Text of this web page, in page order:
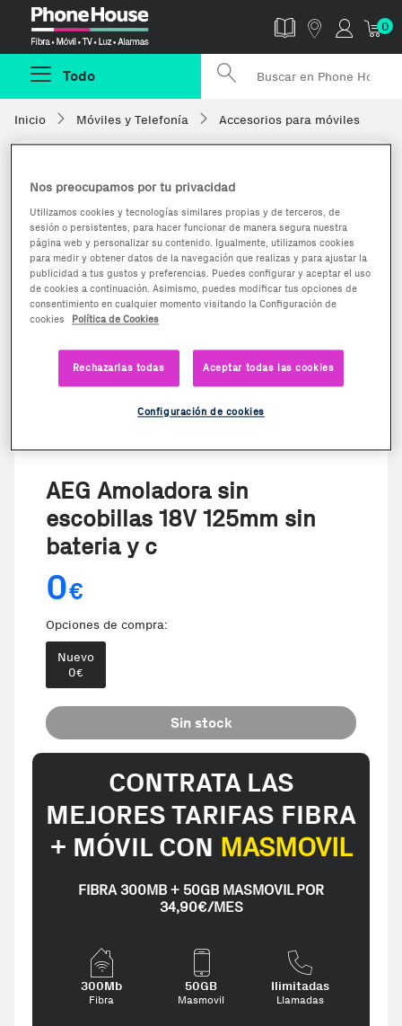
0
Todo
Inicio Móviles y Telefonía Accesorios para móviles
AEG Amoladora sin
escobillas 18V 125mm sin
bateria y c
0€
Opciones de compra:
Nuevo
0€
Sin stock
CONTRATA LAS
MEJORES TARIFAS FIBRA
+ MÓVIL CON MASMOVIL
FIBRA 300MB + 50GB MASMOVIL POR
34,90€/MES
300Mb
Fibra
50GB
Masmovil
Ilimitadas
Llamadas
Nos preocupamos por tu privacidad
Utilizamos cookies y tecnologías similares propias y de terceros, de
sesión o persistentes, para hacer funcionar de manera segura nuestra
página web y personalizar su contenido. Igualmente, utilizamos cookies
para medir y obtener datos de la navegación que realizas y para ajustar la
publicidad a tus gustos y preferencias. Puedes configurar y aceptar el uso
de cookies a continuación. Asimismo, puedes modificar tus opciones de
consentimiento en cualquier momento visitando la Configuración de
cookies
Política de Cookies
Rechazarlas todas Aceptar todas las cookies
Configuración de cookies